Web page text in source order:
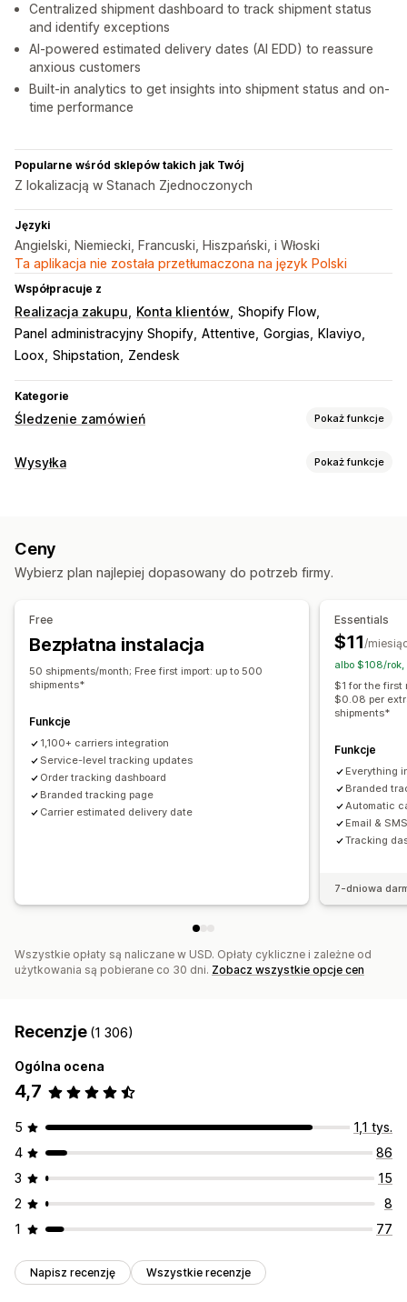
Centralized shipment dashboard to track shipment status
and identify exceptions
AI-powered estimated delivery dates (AI EDD) to reassure
anxious customers
Built-in analytics to get insights into shipment status and on-
time performance
Popularne wśród sklepów takich jak Twój
Z lokalizacją w Stanach Zjednoczonych
Języki
Angielski, Niemiecki, Francuski, Hiszpański, i Włoski
Ta aplikacja nie została przetłumaczona na język Polski
Współpracuje z
Realizacja zakupu Konta klientów Shopify Flow
Panel administracyjny Shopify Attentive Gorgias
Klaviyo
Loox Shipstation Zendesk
Kategorie
Śledzenie zamówień Pokaż funkcje
Śledzenie
Niestandardowy link śledzenia
Przewidywana data dostawy
Globalne śledzenie
Powiadomienia
SMS
Tłumaczenie
Wysyłka Pokaż funkcje
Synchronizacja zamówień
Wybór przewoźnika
Śledzenie w czasie rzeczywistym
Strona śledzenia z własną marką
Powiadomienia e-mail
Ceny
Wybierz plan najlepiej dopasowany do potrzeb firmy.
Free
Bezpłatna instalacja
50 shipments/month; Free first import: up to 500
shipments*
Funkcje
1,100+ carriers integration
Service-level tracking updates
Order tracking dashboard
Branded tracking page
Carrier estimated delivery date
Essentials
$11/
albo $108/rok,
$1 for the first
$0.08 per
shipments*
Funkcje
Everything
Branded
Automatic
Email &
Tracking
7-dniowa
Wszystkie opłaty są naliczane w USD. Opłaty cykliczne i zależne od
użytkowania są pobierane co 30 dni. Zobacz wszystkie opcje cen
Recenzje (1 306)
Ogólna ocena
4,7
5
1,1 tys.
4
86
3
15
2
8
1
77
Napisz recenzję Wszystkie recenzje